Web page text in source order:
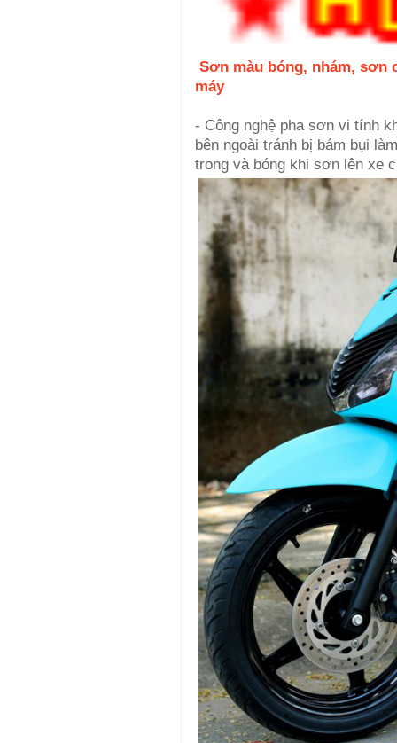
Sơn màu bóng, nhám, sơn
máy
- Công nghệ pha sơn vi tính
bên ngoài tránh bị bám bụi
trong và bóng khi sơn lên xe